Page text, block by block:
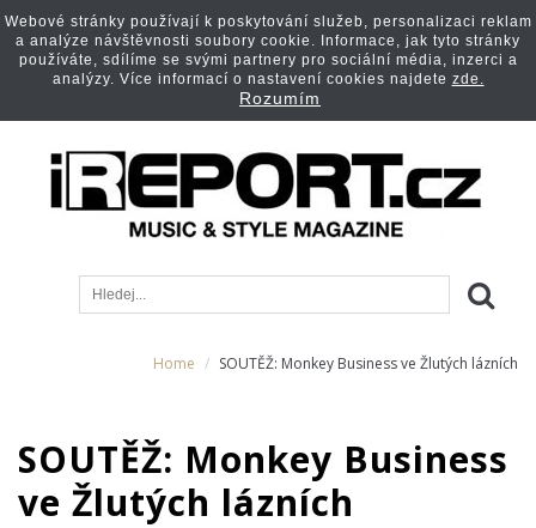
Home SOUTĚŽ: Monkey Business ve Žlutých lázních
SOUTĚŽ: Monkey Business
ve Žlutých lázních
Webové stránky používají k poskytování služeb, personalizaci reklam
a analýze návštěvnosti soubory cookie. Informace, jak tyto stránky
používáte, sdílíme se svými partnery pro sociální média, inzerci a
analýzy. Více informací o nastavení cookies najdete zde.
Rozumím